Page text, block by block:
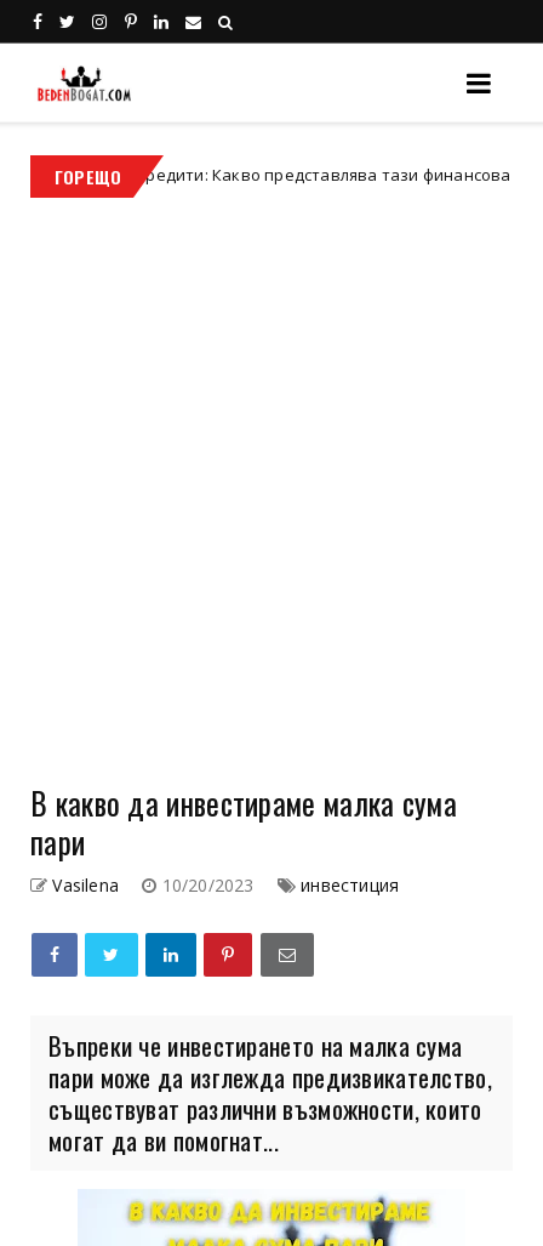
ГОРЕЩО
Какво представлява тази финансова стъпка?
В какво да инвестираме малка сума
пари
Vasilena 10/20/2023 инвестиция
Въпреки че инвестирането на малка сума
пари може да изглежда предизвикателство,
съществуват различни възможности, които
могат да ви помогнат...